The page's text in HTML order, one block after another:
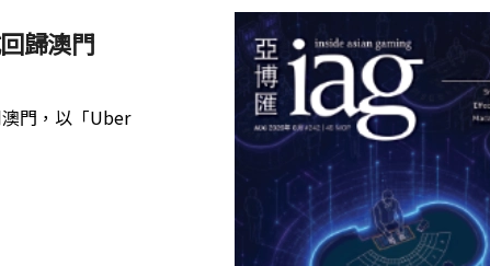
歸澳門
門，以「Uber